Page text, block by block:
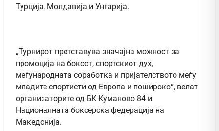
Турција, Молдавија и Унгарија.
„Турнирот претставува значајна можност за
промоција на боксот, спортскиот дух,
меѓународната соработка и пријателството меѓу
младите спортисти од Европа и пошироко“, велат
организаторите од БК Куманово 84 и
Националната боксерска федерација на
Македонија.